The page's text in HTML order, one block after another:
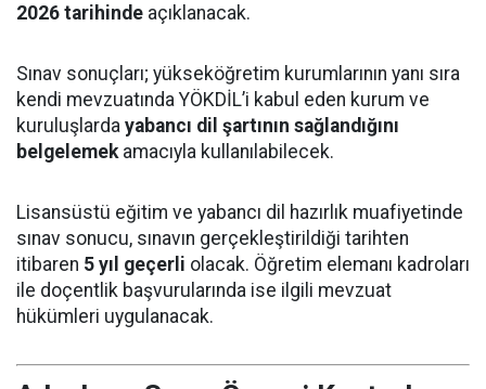
2026 tarihinde açıklanacak.
Sınav sonuçları; yükseköğretim kurumlarının yanı sıra
kendi mevzuatında YÖKDİL’i kabul eden kurum ve
kuruluşlarda yabancı dil şartının sağlandığını
belgelemekamacıyla kullanılabilecek.
Lisansüstü eğitim ve yabancı dil hazırlık muafiyetinde
sınav sonucu, sınavın gerçekleştirildiği tarihten
itibaren 5 yıl geçerli olacak. Öğretim elemanı kadroları
ile doçentlik başvurularında ise ilgili mevzuat
hükümleri uygulanacak.